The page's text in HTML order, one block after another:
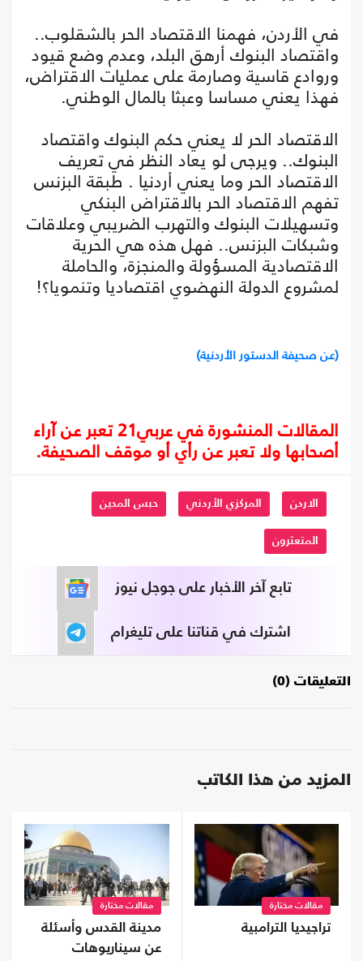
في الأردن، فهمنا الاقتصاد الحر بالشقلوب..
واقتصاد البنوك أرهق البلد، وعدم وضع قيود
وروادع قاسية وصارمة على عمليات الاقتراض،
فهذا يعني مساسا وعبثا بالمال الوطني.
الاقتصاد الحر لا يعني حكم البنوك واقتصاد
البنوك.. ويرجى لو يعاد النظر في تعريف
الاقتصاد الحر وما يعني أردنيا . طبقة البزنس
تفهم الاقتصاد الحر بالاقتراض البنكي
وتسهيلات البنوك والتهرب الضريبي وعلاقات
وشبكات البزنس.. فهل هذه هي الحرية
الاقتصادية المسؤولة والمنجزة، والحاملة
لمشروع الدولة النهضوي اقتصاديا وتنمويا؟!
(عن صحيفة الدستور الأردنية)
المقالات المنشورة في عربي21 تعبر عن آراء
أصحابها ولا تعبر عن رأي أو موقف الصحيفة.
الاردن المركزي الأردني حبس المدين
المتعثرون
تابع آخر الأخبار على جوجل نيوز
اشترك في قناتنا على تليغرام
التعليقات (0)
المزيد من هذا الكاتب
مقالات مختارة
تراجيديا الترامبية
مقالات مختارة
مدينة القدس وأسئلة
عن سيناريوهات